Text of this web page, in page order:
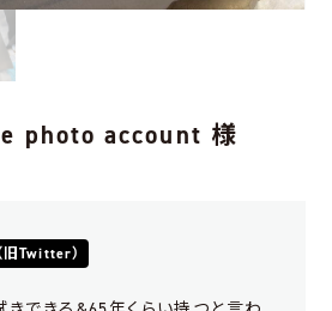
photo account 様
旧Twitter）